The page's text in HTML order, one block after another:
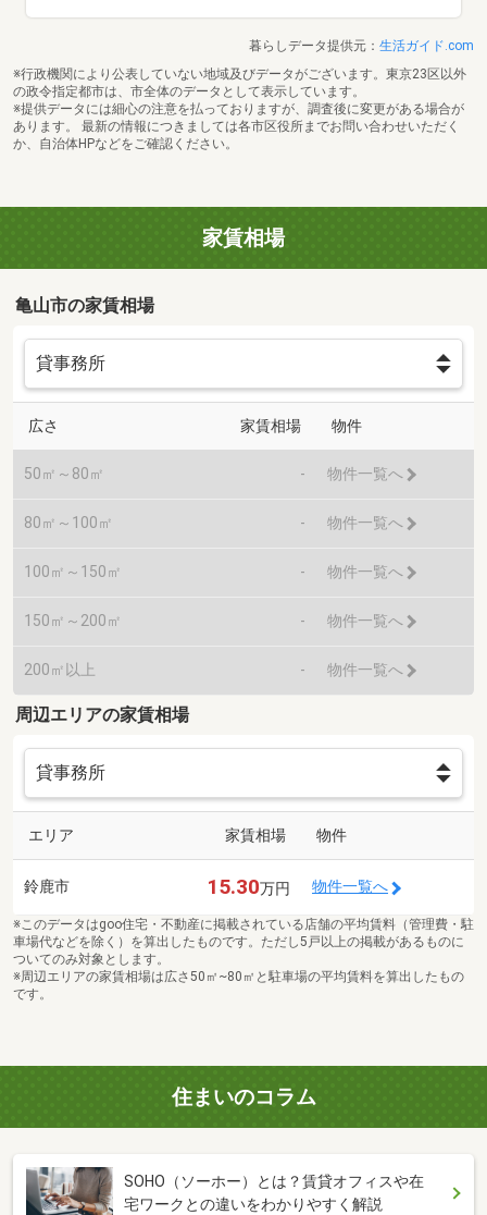
暮らしデータ提供元： 生活ガイド.com
※行政機関により公表していない地域及びデータがございます。東京23区以外
の政令指定都市は、市全体のデータとして表示しています。
※提供データには細心の注意を払っておりますが、調査後に変更がある場合が
あります。 最新の情報につきましては各市区役所までお問い合わせいただく
か、自治体HPなどをご確認ください。
家賃相場
亀山市の家賃相場
広さ 家賃相場 物件
50㎡～80㎡ - 物件一覧へ
80㎡～100㎡ - 物件一覧へ
100㎡～150㎡ - 物件一覧へ
150㎡～200㎡ - 物件一覧へ
200㎡以上 - 物件一覧へ
周辺エリアの家賃相場
エリア 家賃相場 物件
鈴鹿市 15.30万円 物件一覧へ
※このデータはgoo住宅・不動産に掲載されている店舗の平均賃料（管理費・駐
車場代などを除く）を算出したものです。ただし5戸以上の掲載があるものに
ついてのみ対象とします。
※周辺エリアの家賃相場は広さ50㎡~80㎡と駐車場の平均賃料を算出したもの
です。
住まいのコラム
SOHO（ソーホー）とは？賃貸オフィスや在
宅ワークとの違いをわかりやすく解説